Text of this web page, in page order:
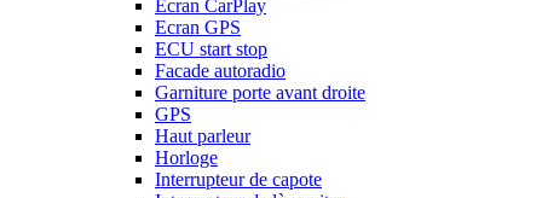
Ecran CarPlay
Ecran GPS
ECU start stop
Facade autoradio
Garniture porte avant droite
GPS
Haut parleur
Horloge
Interrupteur de capote